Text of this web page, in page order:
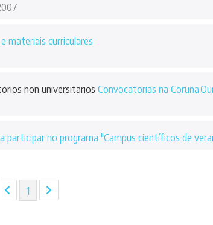
materiais curriculares
non universitarios Convocatorias na
participar no programa "Campus científicos de
1 (current)